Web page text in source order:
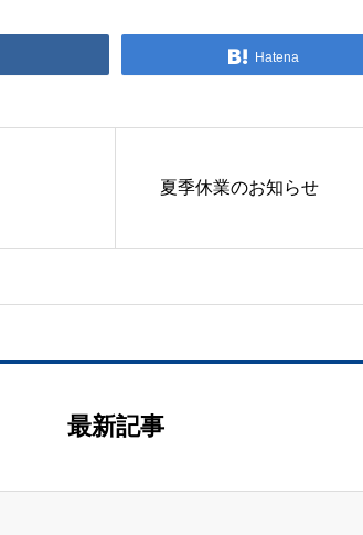
Hatena
夏季休業のお知らせ
最新記事